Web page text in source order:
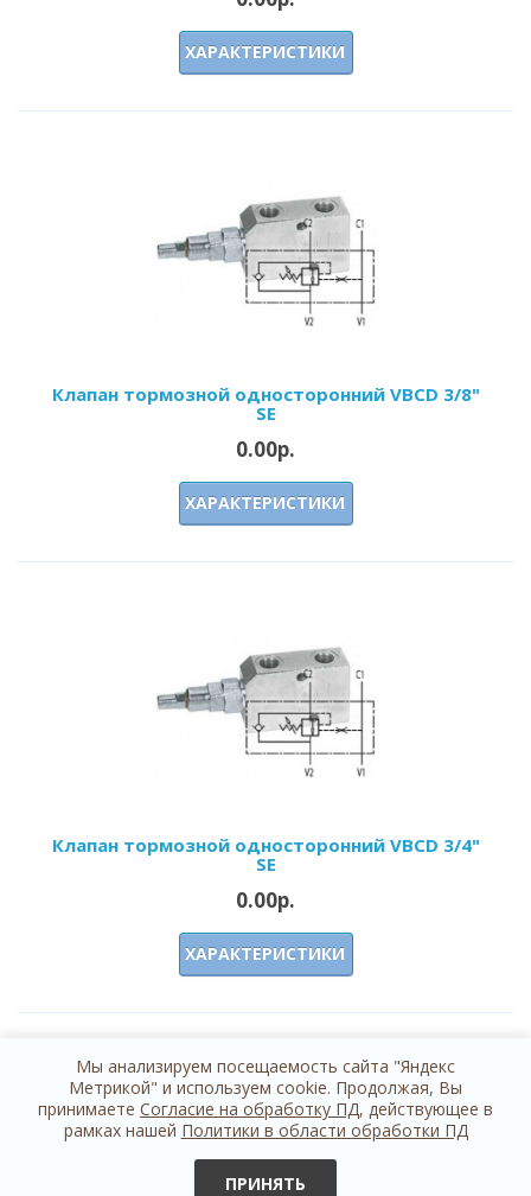
ХАРАКТЕРИСТИКИ
Клапан тормозной односторонний VBCD 3/8"
SE
0.00р.
ХАРАКТЕРИСТИКИ
Клапан тормозной односторонний VBCD 3/4"
SE
0.00р.
ХАРАКТЕРИСТИКИ
Показано с 1 по 21 из 21 (всего 1 страниц)
Мы анализируем посещаемость сайта "Яндекс
Метрикой" и используем cookie. Продолжая, Вы
принимаете Согласие на обработку ПД, действующее в
рамках нашей Политики в области обработки ПД
ПРИНЯТЬ